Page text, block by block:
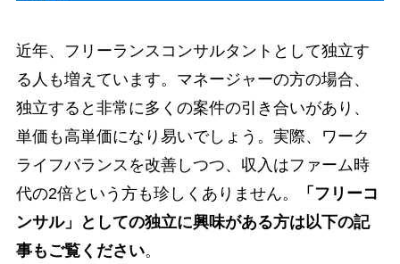
近年、フリーランスコンサルタントとして独立す
る人も増えています。マネージャーの方の場合、
独立すると非常に多くの案件の引き合いがあり、
単価も高単価になり易いでしょう。実際、ワーク
ライフバランスを改善しつつ、収入はファーム時
代の2倍という方も珍しくありません。
「フリーコ
ンサル」としての独立に興味がある方は以下の記
事もご覧ください。